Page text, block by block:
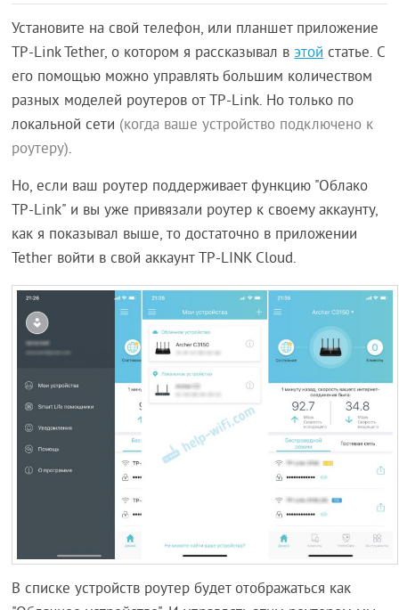
Установите на свой телефон, или планшет приложение
TP-Link Tether, о котором я рассказывал вэтойстатье. С
его помощью можно управлять большим количеством
разных моделей роутеров от TP-Link. Но только по
локальной сети (когда ваше устройство подключено к
роутеру).
Но, если ваш роутер поддерживает функцию "Облако
TP-Link" и вы уже привязали роутер к своему аккаунту,
как я показывал выше, то достаточно в приложении
Tether войти в свой аккаунт TP-LINK Cloud.
В списке устройств роутер будет отображаться как